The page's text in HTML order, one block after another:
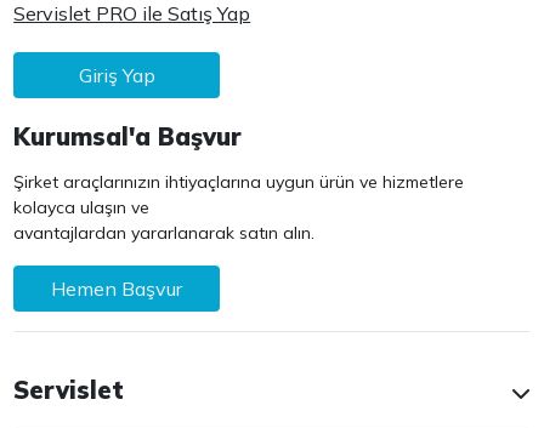
Servislet PRO ile Satış Yap
Giriş Yap
Kurumsal'a Başvur
Şirket araçlarınızın ihtiyaçlarına uygun ürün ve hizmetlere
kolayca ulaşın ve
avantajlardan yararlanarak satın alın.
Hemen Başvur
Servislet